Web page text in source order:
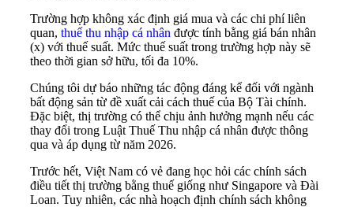
Trường hợp không xác định giá mua và các chi phí liên
quan, thuế thu nhập cá nhân được tính bằng giá bán nhân
(x) với thuế suất. Mức thuế suất trong trường hợp này sẽ
theo thời gian sở hữu, tối đa 10%.
Chúng tôi dự báo những tác động đáng kể đối với ngành
bất động sản từ đề xuất cải cách thuế của Bộ Tài chính.
Đặc biệt, thị trường có thể chịu ảnh hưởng mạnh nếu các
thay đổi trong Luật Thuế Thu nhập cá nhân được thông
qua và áp dụng từ năm 2026.
Trước hết, Việt Nam có vẻ đang học hỏi các chính sách
điều tiết thị trường bằng thuế giống như Singapore và Đài
Loan. Tuy nhiên, các nhà hoạch định chính sách không